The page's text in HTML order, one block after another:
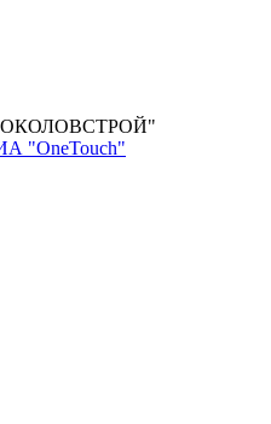
"OneTouch"